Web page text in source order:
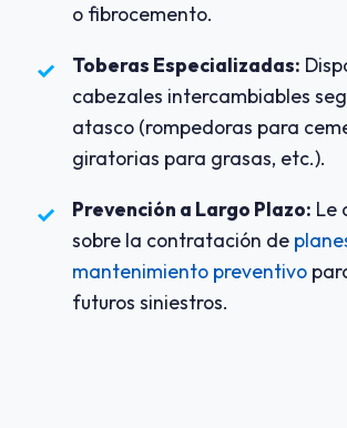
o fibrocemento.
✓ Toberas Especializadas:
cabezales intercambiables
atasco (rompedoras para
giratorias para grasas, etc.).
✓ Prevención a Largo Plazo: Le
sobre la contratación de
mantenimiento preventivo
futuros siniestros.